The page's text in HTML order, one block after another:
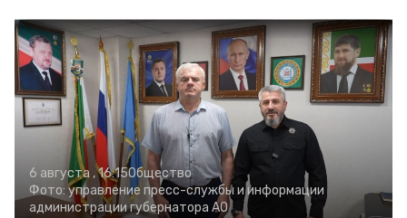
6 августа , 16:15Общество
Фото: управление пресс-службы и информации
администрации губернатора АО